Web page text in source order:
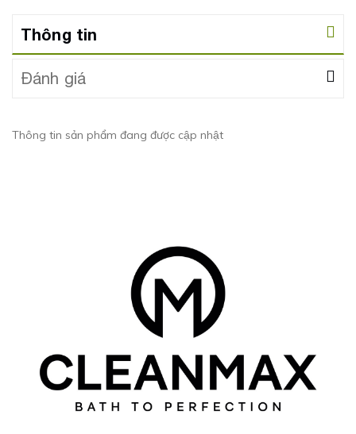
Thông tin
Đánh giá
Thông tin sản phẩm đang được cập nhật